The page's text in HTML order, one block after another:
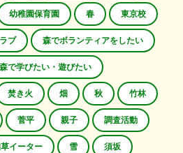
幼稚園保育園 春 東京校
ブ 森でボランティアをしたい
森で学びたい・遊びたい
焚き火 畑 秋 竹林
菅平 親子 調査活動
イーター 雪 須坂